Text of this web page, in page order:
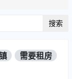
搜索
需要租房